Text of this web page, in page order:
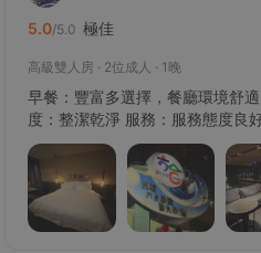
5.0/5.0 極佳
高級雙人房 · 2位成人 · 1晚
早餐：豐富多選擇，餐廳環境舒
度：整潔乾淨 服務：服務態度良